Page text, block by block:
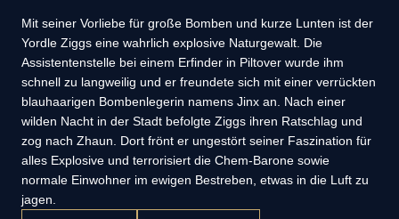
Mit seiner Vorliebe für große Bomben und kurze Lunten ist der
Yordle Ziggs eine wahrlich explosive Naturgewalt. Die
Assistentenstelle bei einem Erfinder in Piltover wurde ihm
schnell zu langweilig und er freundete sich mit einer verrückten
blauhaarigen Bombenlegerin namens Jinx an. Nach einer
wilden Nacht in der Stadt befolgte Ziggs ihren Ratschlag und
zog nach Zhaun. Dort frönt er ungestört seiner Faszination für
alles Explosive und terrorisiert die Chem-Barone sowie
normale Einwohner im ewigen Bestreben, etwas in die Luft zu
jagen.